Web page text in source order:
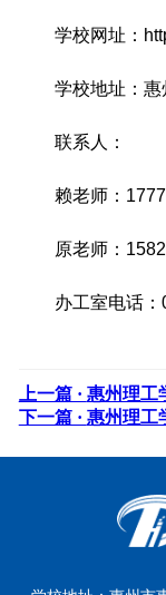
学校网址：
学校地址：
联系人：
赖老师：
原老师：
办工室电话
上一篇 · 惠州理工
下一篇 · 惠州理工